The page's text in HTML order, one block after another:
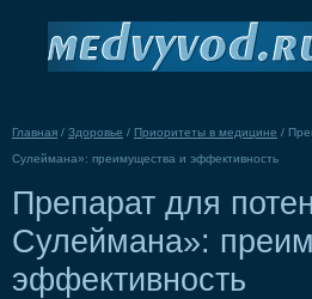
Главная / Здоровье / Приоритеты в медицине /
Сулеймана»: преимущества и эффективность
Препарат для
Сулеймана»:
эффективность